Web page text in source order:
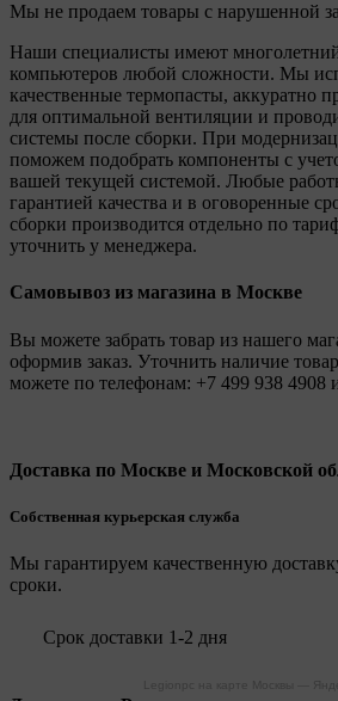
Мы не продаем товары с нарушенной
Наши специалисты имеют
компьютеров любой сложности. Мы
качественные термопасты, аккуратно
для оптимальной вентиляции и
системы после сборки. При
поможем подобрать компоненты с
вашей текущей системой. Любые
гарантией качества и в оговоренные
сборки производится отдельно по
уточнить у менеджера.
Самовывоз из магазина в Москве
Вы можете забрать товар из нашего
оформив заказ. Уточнить наличие
можете по телефонам: +7 499 938 4908
Доставка по Москве и Московской
Собственная курьерская служба
Мы гарантируем качественную
сроки.
Срок доставки 1-2 дня
Legionpc на карте Москвы —